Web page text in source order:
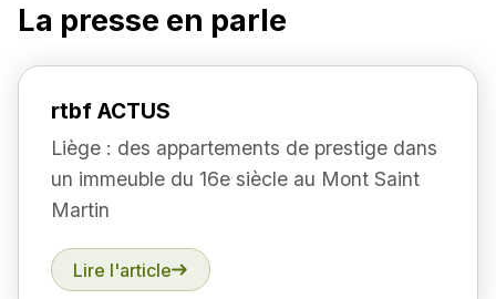
La presse en parle
rtbf ACTUS
Liège : des appartements de prestige dans
un immeuble du 16e siècle au Mont Saint
Martin
Lire l'article